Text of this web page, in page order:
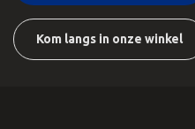
Kom langs in onze winkel